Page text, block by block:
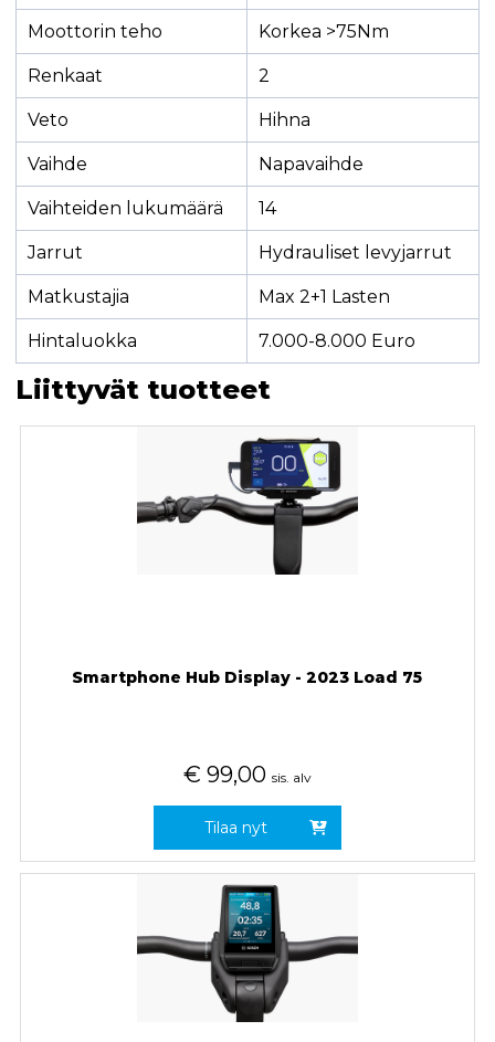
Moottorin teho Korkea >75Nm
Renkaat 2
Veto Hihna
Vaihde Napavaihde
Vaihteiden lukumäärä 14
Jarrut Hydrauliset levyjarrut
Matkustajia Max 2+1 Lasten
Hintaluokka 7.000-8.000 Euro
Liittyvät tuotteet
Smartphone Hub Display - 2023 Load 75
€ 99,00 sis. alv
Tilaa nyt